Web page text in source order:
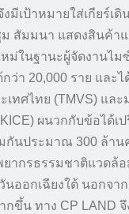
เป้าหมายใส่เกียร์เ
สัมมนา แสดงสินค้
ในฐานะผู้จัดงานไ
กว่า 20,000 ราย แ
เทศไทย (TMVS) แ
ผนวกกับข้อได้
นประมาณ 300 ล้า
กรธรรมชาติแวดล้
วันออกเฉียงใต้ นอก
ขึ้น ทาง CP LAND